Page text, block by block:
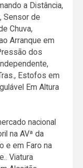
a Distância,
Sensor de
Chuva,
Arranque em
dos
Estofos em
Em Altura
nacional
na AVª da
e em Faro na
Viatura